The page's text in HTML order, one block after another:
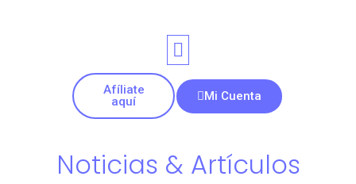
Afíliate
aquí
Mi Cuenta
Noticias & Artículos